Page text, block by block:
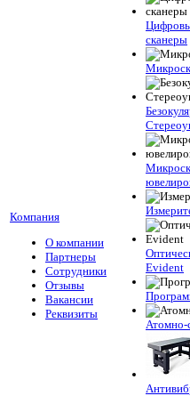
Компания
О компании
Партнеры
Сотрудники
Отзывы
Вакансии
Реквизиты
сканеры
Evident
Атомно-